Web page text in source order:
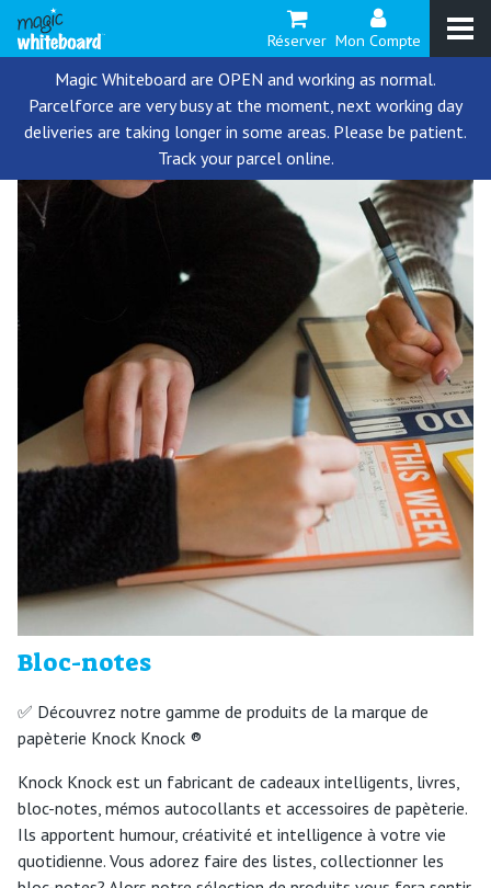
Réserver Mon Compte
Magic Whiteboard are OPEN and working as normal.
Parcelforce are very busy at the moment, next working day
deliveries are taking longer in some areas. Please be patient.
Track your parcel online.
Bloc-notes
✅ Découvrez notre gamme de produits de la marque de
papèterie Knock Knock ®
Knock Knock est un fabricant de cadeaux intelligents, livres,
bloc-notes, mémos autocollants et accessoires de papèterie.
Ils apportent humour, créativité et intelligence à votre vie
quotidienne. Vous adorez faire des listes, collectionner les